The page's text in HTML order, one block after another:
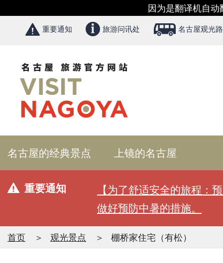
因为是翻译机自
重要通知 旅游问讯处 名古屋观光
名古屋的经典景点 上镜的名古屋
重要通知
【为了舒适安全的旅程：
做好预防中暑的措施。
首页 观光景点 棚桥家住宅（有松）